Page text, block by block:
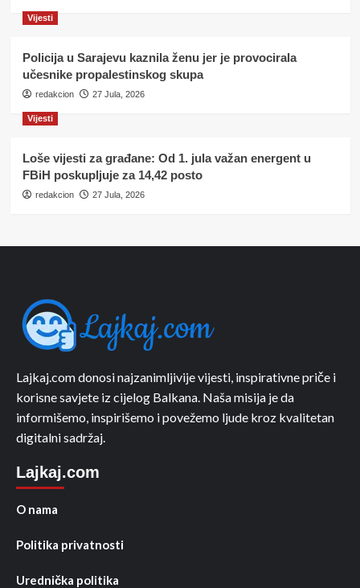
Vijesti
Policija u Sarajevu kaznila ženu jer je provocirala
učesnike propalestinskog skupa
redakcion 27 Jula, 2026
Vijesti
Loše vijesti za građane: Od 1. jula važan energent u
FBiH poskupljuje za 14,42 posto
redakcion 27 Jula, 2026
Lajkaj.com donosi najzanimljivije vijesti, inspirativne priče i
korisne savjete iz cijelog Balkana. Naša misija je da
informišemo, inspirišemo i povežemo ljude kroz kvalitetan
digitalni sadržaj.
Lajkaj.com
O nama
Politika privatnosti
Urednička politika